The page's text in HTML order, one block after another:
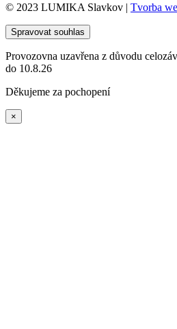
© 2023 LUMIKA Slavkov | Tvorba
Spravovat souhlas
Provozovna uzavřena z důvodu
do 10.8.26
Děkujeme za pochopení
×